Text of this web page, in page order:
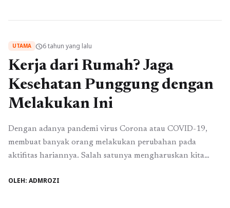
UTAMA schedule6 tahun yang lalu
Kerja dari Rumah? Jaga
Kesehatan Punggung dengan
Melakukan Ini
Dengan adanya pandemi virus Corona atau COVID-19,
membuat banyak orang melakukan perubahan pada
aktifitas hariannya. Salah satunya mengharuskan kita
ini dilakukan, mungkin kita merasa nyaman dan senang.
OLEH: ADMROZI